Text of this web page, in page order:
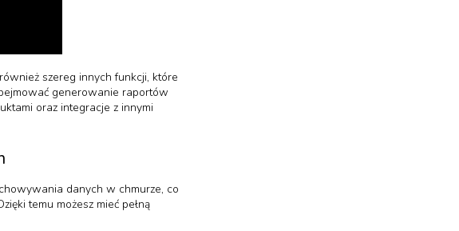
szereg innych funkcji, które
generowanie raportów
oraz integracje z innymi
danych w chmurze, co
temu możesz mieć pełną